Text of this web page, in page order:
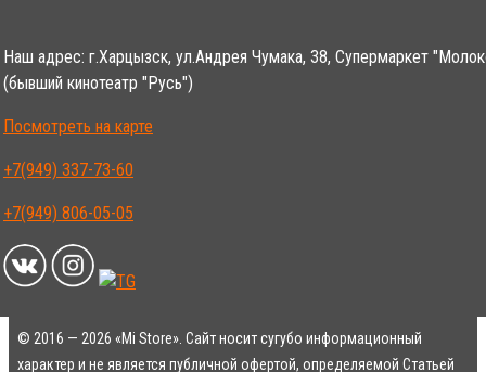
Наш адрес: г.Харцызск, ул.Андрея Чумака, 38, Супермаркет
(бывший кинотеатр "Русь")
Посмотреть на карте
+7(949) 337-73-60
+7(949) 806-05-05
© 2016 — 2026 «Mi Store». Сайт носит сугубо информационный
характер и не является публичной офертой, определяемой Статьей